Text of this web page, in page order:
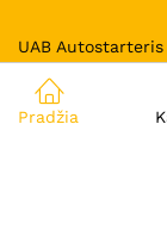
UAB Autostarteris
Žirmūnų g. 106,
Pradžia